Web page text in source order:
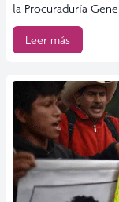
la Procuraduría
Leer más